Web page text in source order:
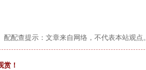
配配查提示：文章来自网络，不代表本站观点。
！